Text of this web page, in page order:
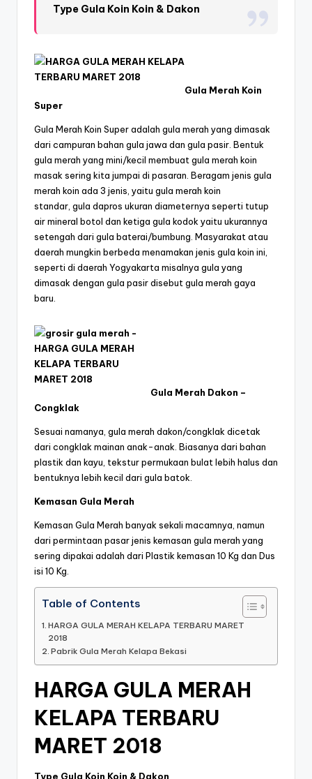
Type Gula Koin Koin & Dakon
Gula Merah Koin
Super
Gula Merah Koin Super adalah gula merah yang dimasak
dari campuran bahan gula jawa dan gula pasir. Bentuk
gula merah yang mini/kecil membuat gula merah koin
masak sering kita jumpai di pasaran. Beragam jenis gula
merah koin ada 3 jenis, yaitu gula merah koin
standar, gula dapros ukuran diameternya seperti tutup
air mineral botol dan ketiga gula kodok yaitu ukurannya
setengah dari gula baterai/bumbung. Masyarakat atau
daerah mungkin berbeda menamakan jenis gula koin ini,
seperti di daerah Yogyakarta misalnya gula yang
dimasak dengan gula pasir disebut gula merah gaya
baru.
Gula Merah Dakon –
Congklak
Sesuai namanya, gula merah dakon/congklak dicetak
dari congklak mainan anak-anak. Biasanya dari bahan
plastik dan kayu, tekstur permukaan bulat lebih halus dan
bentuknya lebih kecil dari gula batok.
Kemasan Gula Merah
Kemasan Gula Merah banyak sekali macamnya, namun
dari permintaan pasar jenis kemasan gula merah yang
sering dipakai adalah dari Plastik kemasan 10 Kg dan Dus
isi 10 Kg.
Table of Contents
HARGA GULA MERAH KELAPA TERBARU MARET
2018
Pabrik Gula Merah Kelapa Bekasi
HARGA GULA MERAH
KELAPA TERBARU
MARET 2018
Type Gula Koin Koin & Dakon